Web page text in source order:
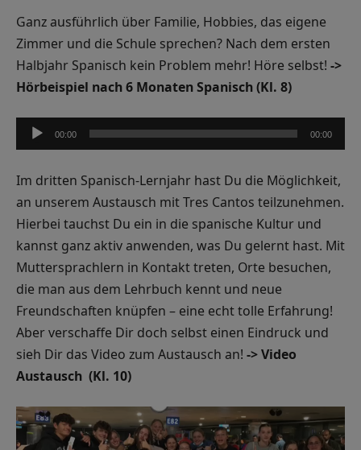
Ganz ausführlich über Familie, Hobbies, das eigene
Zimmer und die Schule sprechen? Nach dem ersten
Halbjahr Spanisch kein Problem mehr! Höre selbst! ->
Hörbeispiel nach 6 Monaten Spanisch (Kl. 8)
Audio-
Player
00:00 00:00
Im dritten Spanisch-Lernjahr hast Du die Möglichkeit,
an unserem Austausch mit Tres Cantos teilzunehmen.
Hierbei tauchst Du ein in die spanische Kultur und
kannst ganz aktiv anwenden, was Du gelernt hast. Mit
Muttersprachlern in Kontakt treten, Orte besuchen,
die man aus dem Lehrbuch kennt und neue
Freundschaften knüpfen – eine echt tolle Erfahrung!
Aber verschaffe Dir doch selbst einen Eindruck und
sieh Dir das Video zum Austausch an! -> Video
Austausch (Kl. 10)
Video-
Player